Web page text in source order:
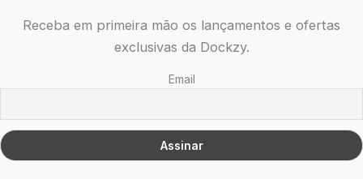
Receba em primeira mão os lançamentos e ofertas
exclusivas da Dockzy.
Email